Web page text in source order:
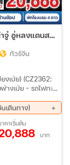
ทัวร์จีน มหัศจรรย์ฉงชิ่ง 8 มิติ มรดกโลกต้าจู๋ อู่หลงแดนสวรรค์ 5วัน 3คืน (CZ) *ไม่เข้าร้านช้อปปิ้ง*
ทัวร์จีน
งเป่ย) (CZ2362:
างเป่ย – รถไฟทะลุ
งหยาต้ง
ท่านละ 380 หยวน/
ทยาน + ลิฟต์ +
องโบราณฉือชี่โข่ว
00.15+1)
เดินทาง)
13 ก.ย. 69
- 17 ก.ย. 69
21 ก.ย. 69
25 ก.ย. 69
29 ก.ย. 69
าคาเริ่มต้น
บาท